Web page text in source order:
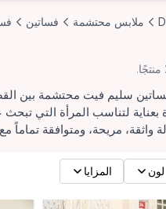
ملابس محتشمة فساتين
سليم فيت محتشمة بين
بعناية لتناسب المرأة التي
واثقة، مريحة، ومتوافقة تماماً
لون المزايا